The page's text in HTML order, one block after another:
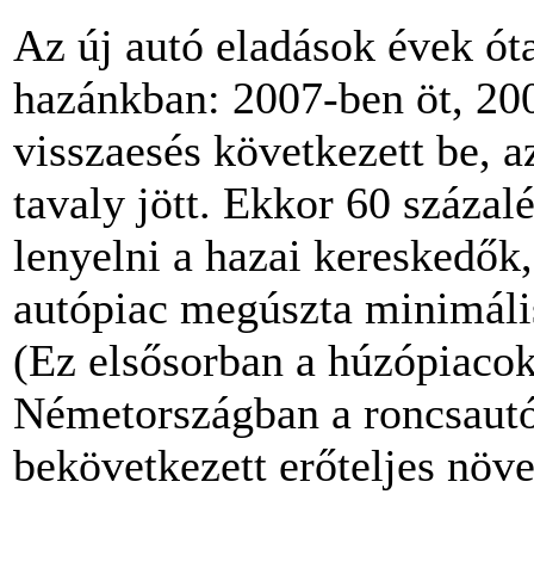
Az új autó eladások évek
hazánkban: 2007-ben öt,
visszaesés következett be,
tavaly jött. Ekkor 60
lenyelni a hazai
autópiac megúszta
(Ez elsősorban a
Németországban a
bekövetkezett erőteljes